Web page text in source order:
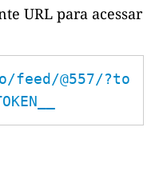
URL para acessar
@557/?to